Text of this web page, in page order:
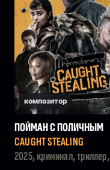
композитор
ПОЙМАН С ПОЛИЧНЫМ
CAUGHT STEALING
2025, криминал, триллер,